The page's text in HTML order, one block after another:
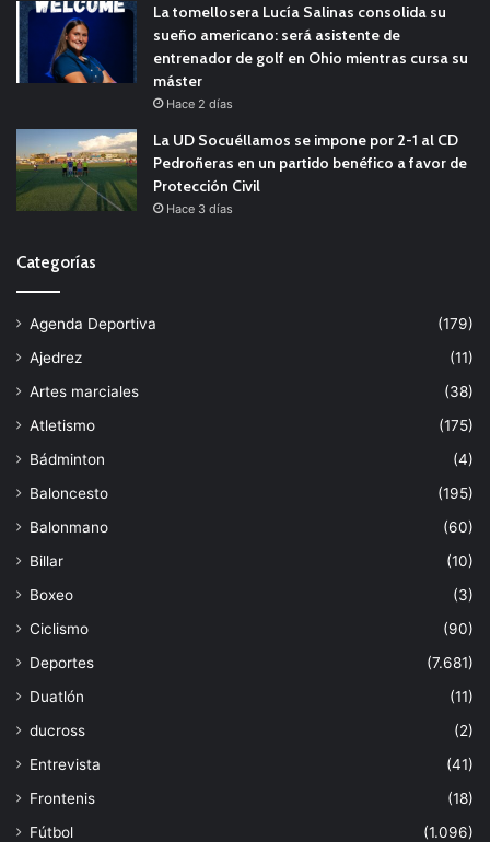
La tomellosera Lucía Salinas consolida su
sueño americano: será asistente de
entrenador de golf en Ohio mientras cursa su
máster
Hace 2 días
La UD Socuéllamos se impone por 2-1 al CD
Pedroñeras en un partido benéfico a favor de
Protección Civil
Hace 3 días
Categorías
Agenda Deportiva
(179)
Ajedrez
(11)
Artes marciales
(38)
Atletismo
(175)
Bádminton
(4)
Baloncesto
(195)
Balonmano
(60)
Billar
(10)
Boxeo
(3)
Ciclismo
(90)
Deportes
(7.681)
Duatlón
(11)
ducross
(2)
Entrevista
(41)
Frontenis
(18)
Fútbol
(1.096)